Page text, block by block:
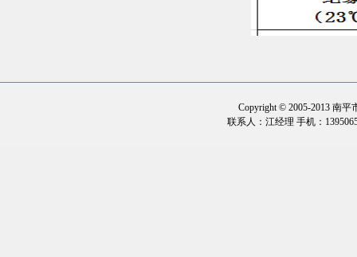
Copyright © 2005-2013 南平
联系人：江经理 手机：